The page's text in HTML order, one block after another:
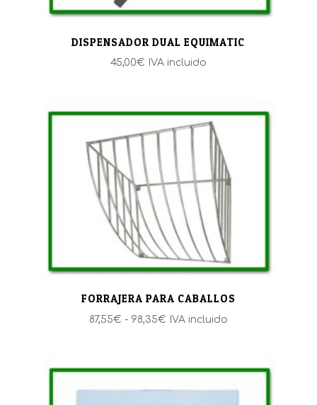
DISPENSADOR DUAL EQUIMATIC
45,00€ IVA incluido
FORRAJERA PARA CABALLOS
87,55€ - 98,35€Rango
desde
IVA incluido